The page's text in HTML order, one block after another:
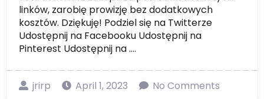
linków, zarobię prowizję bez dodatkowych
kosztów. Dziękuję! Podziel się na Twitterze
Udostępnij na Facebooku Udostępnij na
Pinterest Udostępnij na ....
jrirp April 1, 2023 No Comments